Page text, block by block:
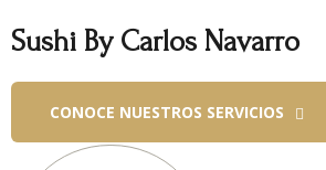
Sushi By Carlos Navarro
CONOCE NUESTROS SERVICIOS